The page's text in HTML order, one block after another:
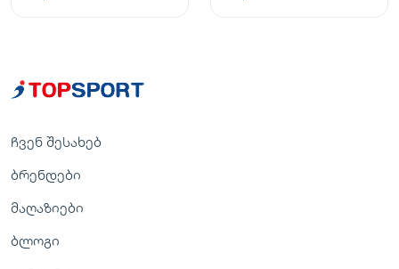
ჩვენ შესახებ
ბრენდები
მაღაზიები
ბლოგი